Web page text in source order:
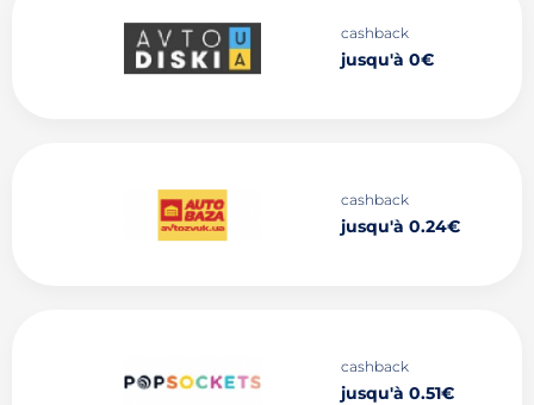
cashback
jusqu'à 0€
cashback
jusqu'à 0.24€
cashback
jusqu'à 0.51€